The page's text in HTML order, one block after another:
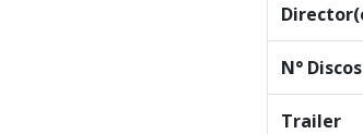
N° Discos
Trailer